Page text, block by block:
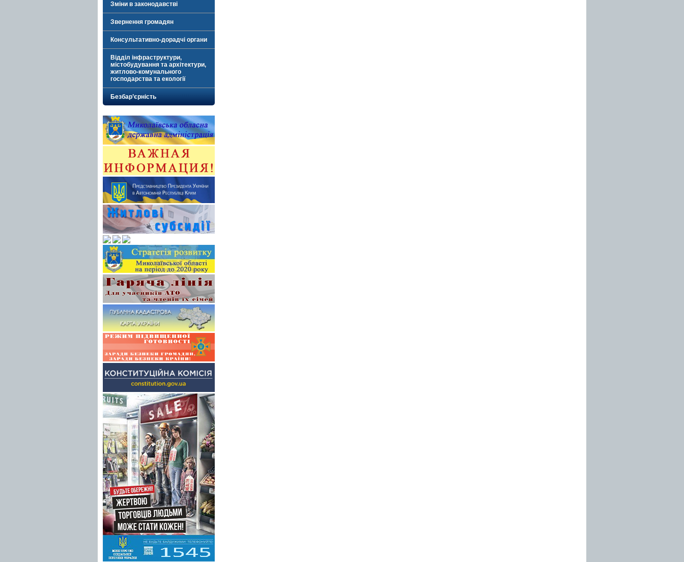
Зміни в законодавстві
Звернення громадян
Консультативно-дорадчі органи
Відділ інфраструктури,
містобудування та архітектури,
житлово-комунального
господарства та екології
Безбар’єрність